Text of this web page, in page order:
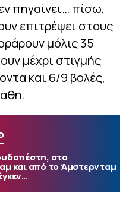
πηγαίνει… πίσω,
επιτρέψει στους
μόλις 35
μέχρι στιγμής
και 6/9 βολές,
στο
και από το Άμστερνταμ